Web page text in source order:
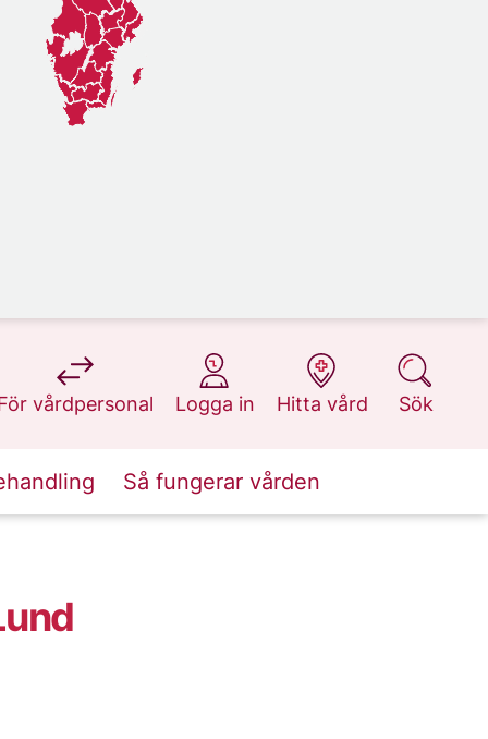
vårdpersonal
på 1177.se
Logga in
på 1177.se
Hitta vård
på 1177.se
Sök
på 1177.se
Så fungerar vården